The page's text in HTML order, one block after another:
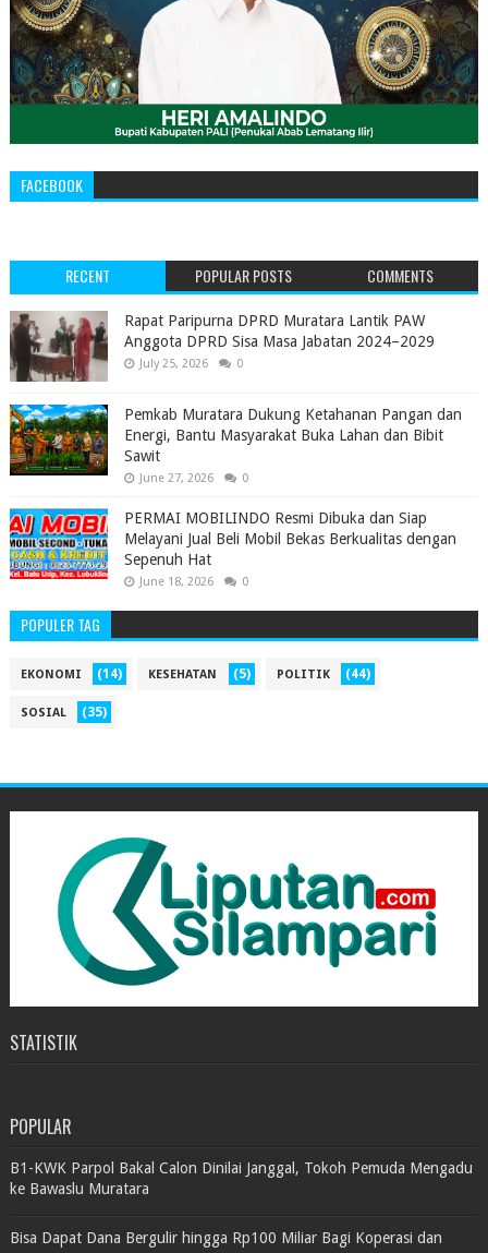
FACEBOOK
RECENT POPULAR POSTS COMMENTS
‎Rapat Paripurna DPRD Muratara Lantik PAW
Anggota DPRD Sisa Masa Jabatan 2024–2029 ‎
July 25, 2026 0
Pemkab Muratara Dukung Ketahanan Pangan dan
Energi, Bantu Masyarakat Buka Lahan dan Bibit
Sawit
June 27, 2026 0
PERMAI MOBILINDO Resmi Dibuka dan Siap
Melayani Jual Beli Mobil Bekas Berkualitas dengan
Sepenuh Hat
June 18, 2026 0
POPULER TAG
EKONOMI (14) KESEHATAN (5) POLITIK (44)
SOSIAL (35)
STATISTIK
POPULAR
B1-KWK Parpol Bakal Calon Dinilai Janggal, Tokoh Pemuda Mengadu
ke Bawaslu Muratara
Bisa Dapat Dana Bergulir hingga Rp100 Miliar Bagi Koperasi dan